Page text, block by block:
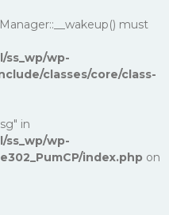
must
ss_wp/wp-
classes/core/class-
in
ss_wp/wp-
index.php on